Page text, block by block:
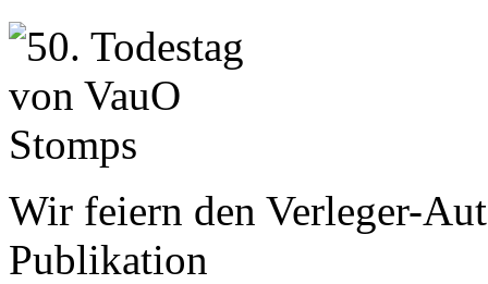
Wir feiern den Verleger-
Publikation